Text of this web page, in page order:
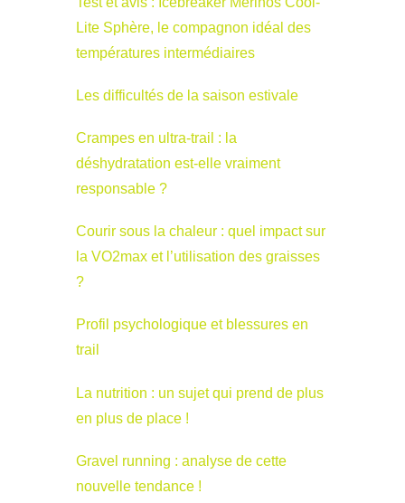
Lite Sphère, le compagnon idéal des
températures intermédiaires
Les difficultés de la saison estivale
Crampes en ultra-trail : la
déshydratation est-elle vraiment
responsable ?
Courir sous la chaleur : quel impact sur
la VO2max et l’utilisation des graisses
?
Profil psychologique et blessures en
trail
La nutrition : un sujet qui prend de plus
en plus de place !
Gravel running : analyse de cette
nouvelle tendance !